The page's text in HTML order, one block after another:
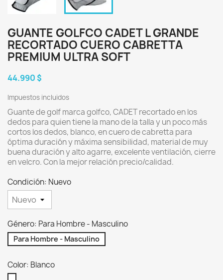
GUANTE GOLFCO CADET L GRANDE
RECORTADO CUERO CABRETTA
PREMIUM ULTRA SOFT
44.990 $
Impuestos incluidos
Guante de golf marca golfco, CADET recortado en los
dedos para quien tiene la mano de la talla y un poco más
cortos los dedos, blanco, en cuero de cabretta para
óptima duración y máxima sensibilidad, material de muy
buena duración y alto agarre, excelente ventilación, cierre
en velcro. Con la mejor relación precio/calidad.
Condición: Nuevo
Género: Para Hombre - Masculino
Para Hombre - Masculino
Color: Blanco